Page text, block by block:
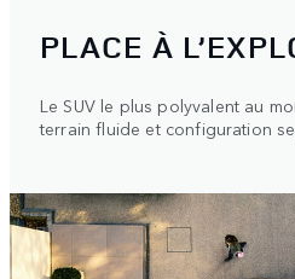
PLACE À
Le SUV le plus polyvalent au
terrain fluide et configuration